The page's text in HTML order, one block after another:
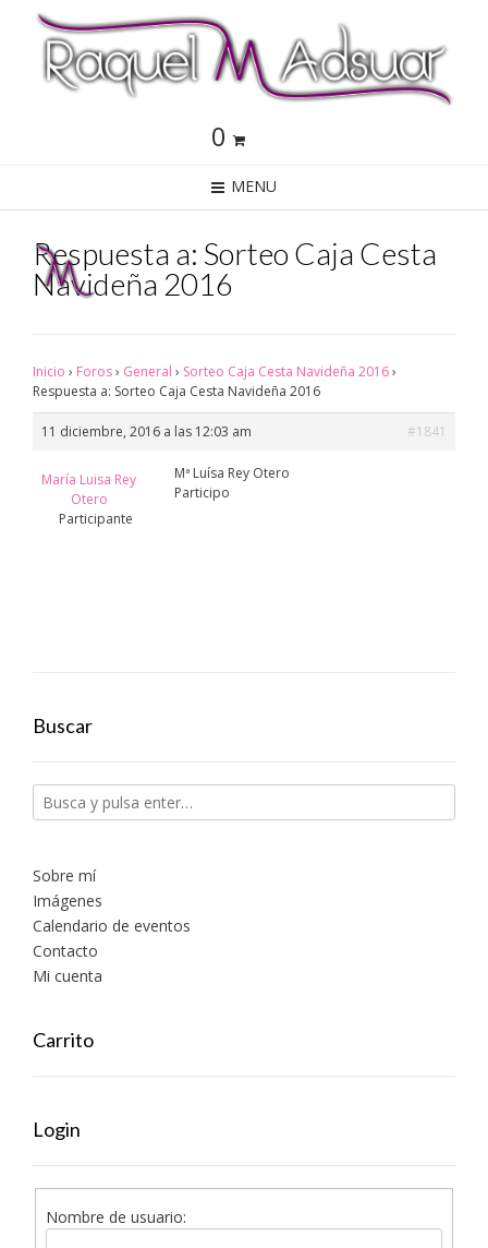
0
MENU
Respuesta a: Sorteo Caja Cesta
Navideña 2016
Inicio › Foros› General › Sorteo Caja Cesta Navideña 2016›
Respuesta a: Sorteo Caja Cesta Navideña 2016
11 diciembre, 2016 a las 12:03 am #1841
María Luisa Rey
Otero
Participante
Mª Luísa Rey Otero
Participo
Buscar
Sobre mí
Imágenes
Calendario de eventos
Contacto
Mi cuenta
Carrito
Login
Nombre de usuario: